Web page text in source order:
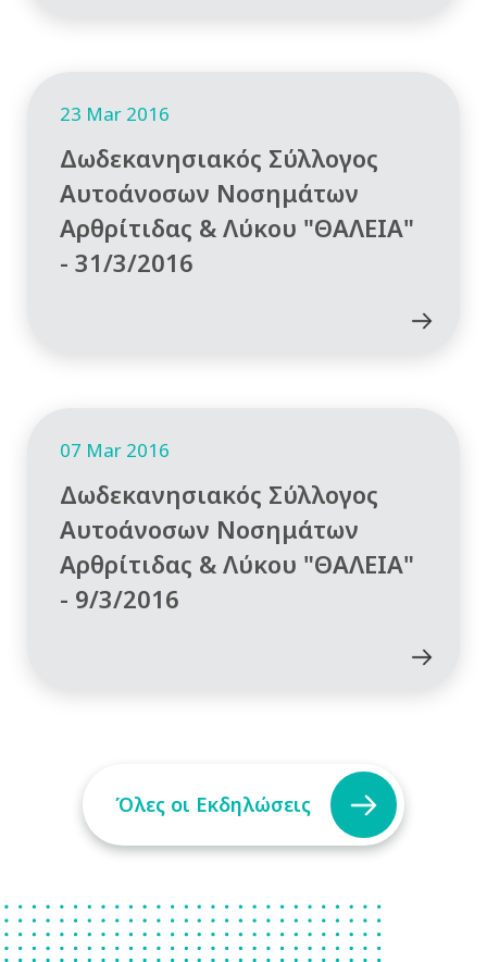
23 Mar 2016
Δωδεκανησιακός Σύλλογος
Αυτοάνοσων Νοσημάτων
Αρθρίτιδας & Λύκου "ΘΑΛΕΙΑ"
- 31/3/2016
07 Mar 2016
Δωδεκανησιακός Σύλλογος
Αυτοάνοσων Νοσημάτων
Αρθρίτιδας & Λύκου "ΘΑΛΕΙΑ"
- 9/3/2016
Όλες οι Εκδηλώσεις